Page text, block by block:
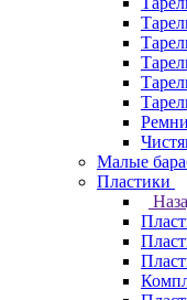
Малые
Пластики